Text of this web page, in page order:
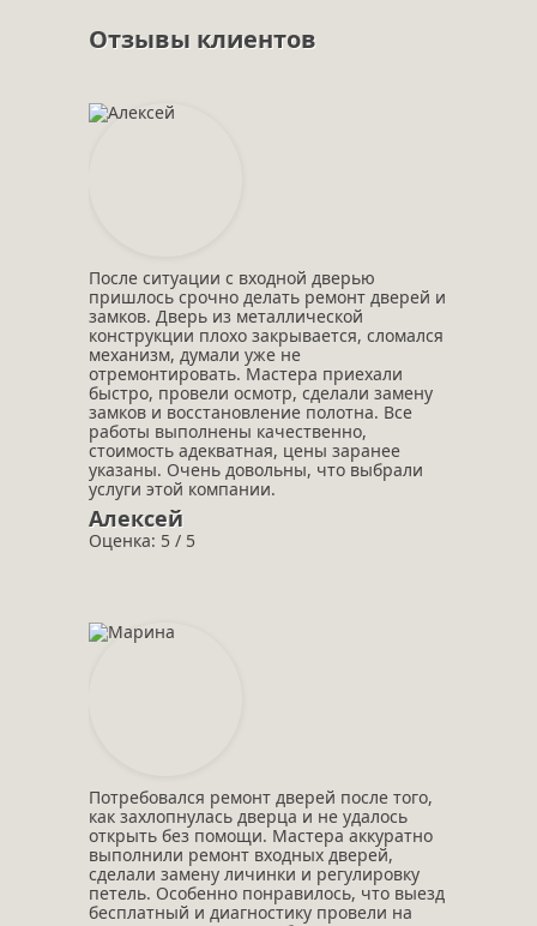
Отзывы клиентов
После ситуации с входной дверью
пришлось срочно делать ремонт дверей и
замков. Дверь из металлической
конструкции плохо закрывается, сломался
механизм, думали уже не
отремонтировать. Мастера приехали
быстро, провели осмотр, сделали замену
замков и восстановление полотна. Все
работы выполнены качественно,
стоимость адекватная, цены заранее
указаны. Очень довольны, что выбрали
услуги этой компании.
Алексей
Оценка: 5 / 5
Потребовался ремонт дверей после того,
как захлопнулась дверца и не удалось
открыть без помощи. Мастера аккуратно
выполнили ремонт входных дверей,
сделали замену личинки и регулировку
петель. Особенно понравилось, что выезд
бесплатный и диагностику провели на